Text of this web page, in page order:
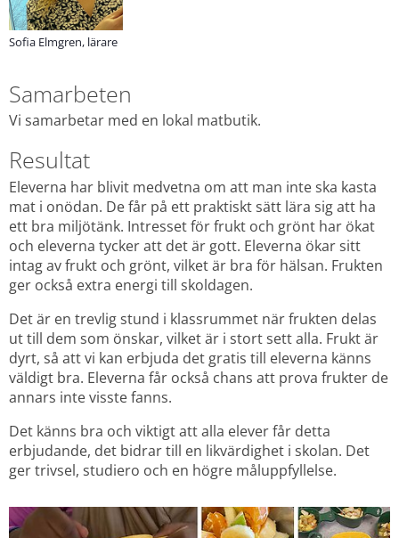
Sofia Elmgren, lärare
Samarbeten
Vi samarbetar med en lokal matbutik.
Resultat
Eleverna har blivit medvetna om att man inte ska kasta
mat i onödan. De får på ett praktiskt sätt lära sig att ha
ett bra miljötänk. Intresset för frukt och grönt har ökat
och eleverna tycker att det är gott. Eleverna ökar sitt
intag av frukt och grönt, vilket är bra för hälsan. Frukten
ger också extra energi till skoldagen.
Det är en trevlig stund i klassrummet när frukten delas
ut till dem som önskar, vilket är i stort sett alla. Frukt är
dyrt, så att vi kan erbjuda det gratis till eleverna känns
väldigt bra. Eleverna får också chans att prova frukter de
annars inte visste fanns.
Det känns bra och viktigt att alla elever får detta
erbjudande, det bidrar till en likvärdighet i skolan. Det
ger trivsel, studiero och en högre måluppfyllelse.